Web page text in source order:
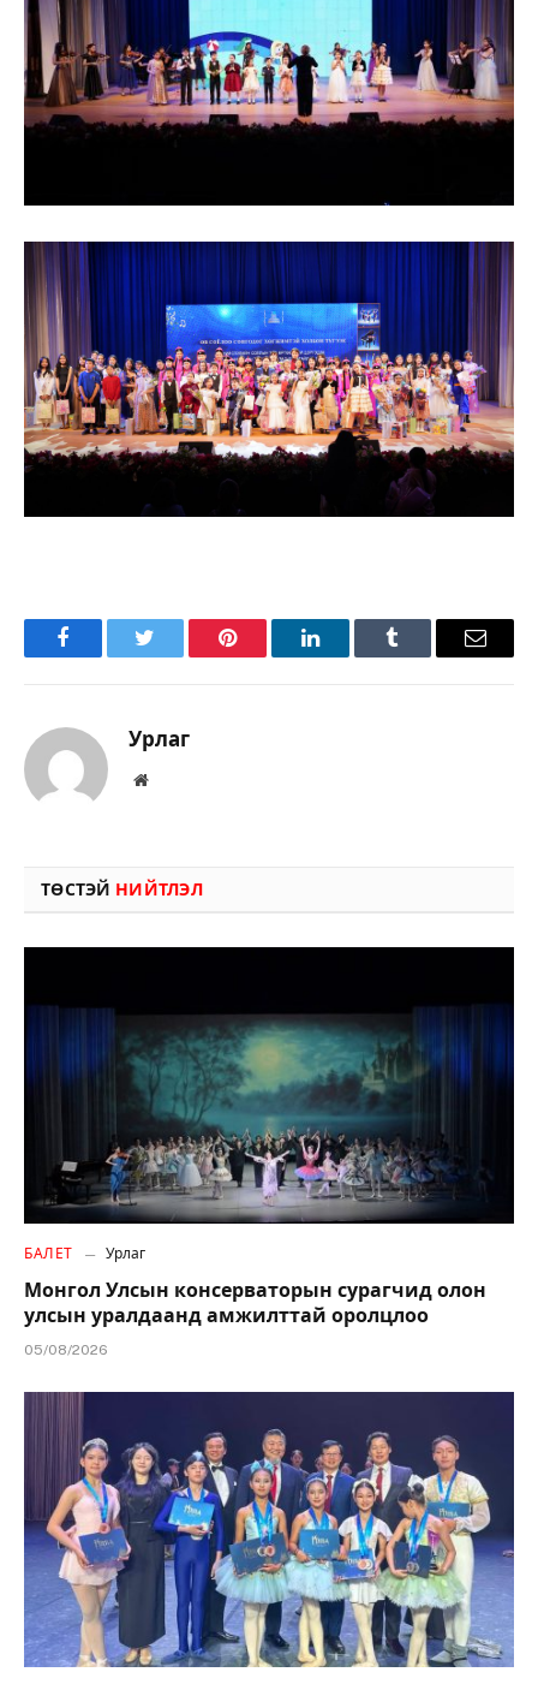
FacebookTwitter Pinterest LinkedInTumblr Имэйл
Урлаг
Вэбсайт
ТӨСТЭЙ НИЙТЛЭЛ
БАЛЕТ Урлаг
Монгол Улсын консерваторын сурагчид олон
улсын уралдаанд амжилттай оролцлоо
05/08/2026